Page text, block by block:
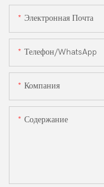
Электронная Почта
Телефон/WhatsApp
Компания
Содержание